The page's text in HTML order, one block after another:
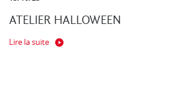
ATELIER HALLOWEEN
Lire la suite